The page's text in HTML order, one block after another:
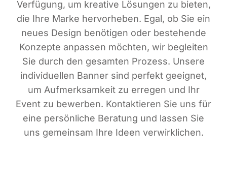
Ver­fü­gung, um krea­ti­ve Lösun­gen zu bie­ten,
die Ihre Mar­ke her­vor­he­ben. Egal, ob Sie ein
neu­es Design benö­ti­gen oder bestehen­de
Kon­zep­te anpas­sen möch­ten, wir beglei­ten
Sie durch den gesam­ten Pro­zess. Unse­re
indi­vi­du­el­len Ban­ner sind per­fekt geeig­net,
um Auf­merk­sam­keit zu erre­gen und Ihr
Event zu bewer­ben. Kon­tak­tie­ren Sie uns für
eine per­sön­li­che Bera­tung und las­sen Sie
uns gemein­sam Ihre Ideen verwirklichen.